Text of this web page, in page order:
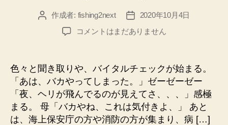
投 作成者: fishing2next
投
稿
日
2020年10月4日
南
島
釣
り
サ
バ
イ
コメントはまだありません
色々と聞き取りや、バイタルチェックが始まる。
「あは、バカやってしまった。」ゼーゼーゼー
「夜、ヘリが飛んでるのが見えてさ、、、」感極
まる。 母「バカやね、これは気付きよ、」 あと
は、海上保安庁の方や消防の方が集まり、病 […]